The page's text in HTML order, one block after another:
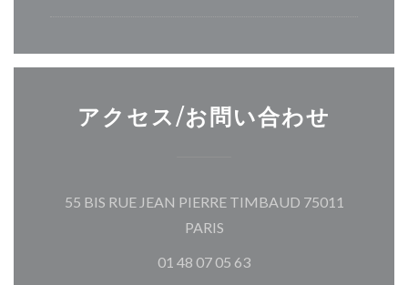
アクセス/お問い合わせ
55 BIS RUE JEAN PIERRE TIMBAUD 75011
PARIS((新しいウィンドウで開き
01 48 07 05 63